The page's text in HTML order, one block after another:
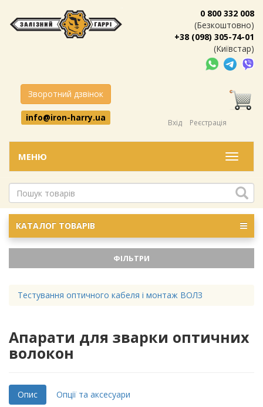
0 800 332 008
(Безкоштовно)
+38 (098) 305-74-01
(Київстар)
Зворотний дзвінок
info@iron-harry.ua
Вхід Реєстрація
Меню
МЕНЮ
КАТАЛОГ ТОВАРІВ
ФІЛЬТРИ
Тестування оптичного кабеля і монтаж ВОЛЗ
Апарати для зварки оптичних
волокон
Опис Опції та аксесуари